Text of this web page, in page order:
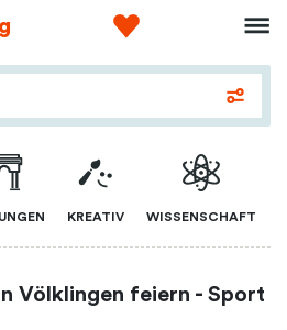
KREATIV WISSENSCHAFT
Völklingen feiern - Sport